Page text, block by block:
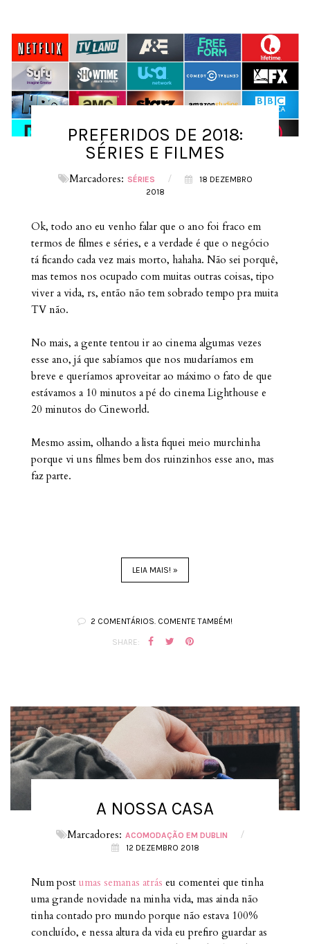
PREFERIDOS DE 2018:
SÉRIES E FILMES
Marcadores: SÉRIES /
18 DEZEMBRO
2018
Ok, todo ano eu venho falar que o ano foi fraco em
termos de filmes e séries, e a verdade é que o negócio
tá ficando cada vez mais morto, hahaha. Não sei porquê,
mas temos nos ocupado com muitas outras coisas, tipo
viver a vida, rs, então não tem sobrado tempo pra muita
TV não.
No mais, a gente tentou ir ao cinema algumas vezes
esse ano, já que sabíamos que nos mudaríamos em
breve e queríamos aproveitar ao máximo o fato de que
estávamos a 10 minutos a pé do cinema Lighthouse e
20 minutos do Cineworld.
Mesmo assim, olhando a lista fiquei meio murchinha
porque vi uns filmes bem dos ruinzinhos esse ano, mas
faz parte.
LEIA MAIS! »
2 COMENTÁRIOS. COMENTE TAMBÉM!
SHARE:
A NOSSA CASA
Marcadores: ACOMODAÇÃO EM DUBLIN /
12 DEZEMBRO 2018
Num post umas semanas atrás eu comentei que tinha
uma grande novidade na minha vida, mas ainda não
tinha contado pro mundo porque não estava 100%
concluído, e nessa altura da vida eu prefiro guardar as